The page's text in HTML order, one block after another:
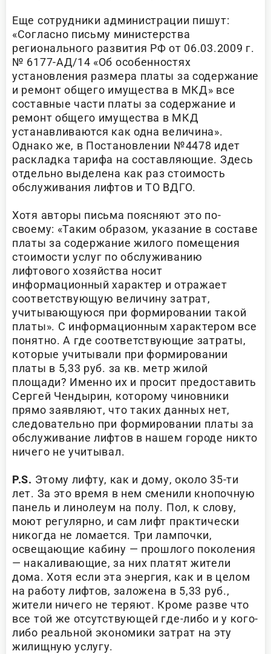
Еще сотрудники администрации пишут:
«Согласно письму министерства
регионального развития РФ от 06.03.2009 г.
№ 6177-АД/14 «Об особенностях
установления размера платы за содержание
и ремонт общего имущества в МКД» все
составные части платы за содержание и
ремонт общего имущества в МКД
устанавливаются как одна величина».
Однако же, в Постановлении №4478 идет
раскладка тарифа на составляющие. Здесь
отдельно выделена как раз стоимость
обслуживания лифтов и ТО ВДГО.
Хотя авторы письма поясняют это по-
своему: «Таким образом, указание в составе
платы за содержание жилого помещения
стоимости услуг по обслуживанию
лифтового хозяйства носит
информационный характер и отражает
соответствующую величину затрат,
учитывающуюся при формировании такой
платы». С информационным характером все
понятно. А где соответствующие затраты,
которые учитывали при формировании
платы в 5,33 руб. за кв. метр жилой
площади? Именно их и просит предоставить
Сергей Чендырин, которому чиновники
прямо заявляют, что таких данных нет,
следовательно при формировании платы за
обслуживание лифтов в нашем городе никто
ничего не учитывал.
P.S. Этому лифту, как и дому, около 35-ти
лет. За это время в нем сменили кнопочную
панель и линолеум на полу. Пол, к слову,
моют регулярно, и сам лифт практически
никогда не ломается. Три лампочки,
освещающие кабину — прошлого поколения
— накаливающие, за них платят жители
дома. Хотя если эта энергия, как и в целом
на работу лифтов, заложена в 5,33 руб.,
жители ничего не теряют. Кроме разве что
все той же отсутствующей где-либо и у кого-
либо реальной экономики затрат на эту
жилищную услугу.